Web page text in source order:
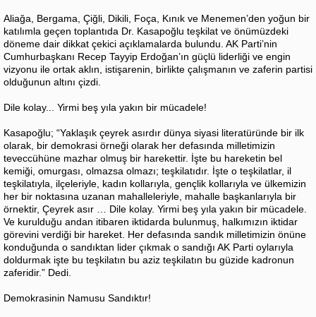
Aliağa, Bergama, Çiğli, Dikili, Foça, Kınık ve Menemen’den yoğun bir
katılımla geçen toplantıda Dr. Kasapoğlu teşkilat ve önümüzdeki
döneme dair dikkat çekici açıklamalarda bulundu. AK Parti’nin
Cumhurbaşkanı Recep Tayyip Erdoğan’ın güçlü liderliği ve engin
vizyonu ile ortak aklın, istişarenin, birlikte çalışmanın ve zaferin partisi
olduğunun altını çizdi.
Dile kolay... Yirmi beş yıla yakın bir mücadele!
Kasapoğlu; “Yaklaşık çeyrek asırdır dünya siyasi literatüründe bir ilk
olarak, bir demokrasi örneği olarak her defasında milletimizin
teveccühüne mazhar olmuş bir harekettir. İşte bu hareketin bel
kemiği, omurgası, olmazsa olmazı; teşkilatıdır. İşte o teşkilatlar, il
teşkilatıyla, ilçeleriyle, kadın kollarıyla, gençlik kollarıyla ve ülkemizin
her bir noktasına uzanan mahalleleriyle, mahalle başkanlarıyla bir
örnektir, Çeyrek asır … Dile kolay. Yirmi beş yıla yakın bir mücadele.
Ve kurulduğu andan itibaren iktidarda bulunmuş, halkımızın iktidar
görevini verdiği bir hareket. Her defasında sandık milletimizin önüne
konduğunda o sandıktan lider çıkmak o sandığı AK Parti oylarıyla
doldurmak işte bu teşkilatın bu aziz teşkilatın bu güzide kadronun
zaferidir.” Dedi.
Demokrasinin Namusu Sandıktır!